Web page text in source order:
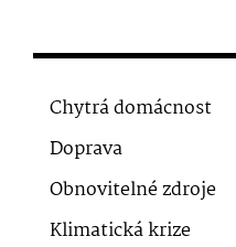
Chytrá domácnost
Doprava
Obnovitelné zdroje
Klimatická krize